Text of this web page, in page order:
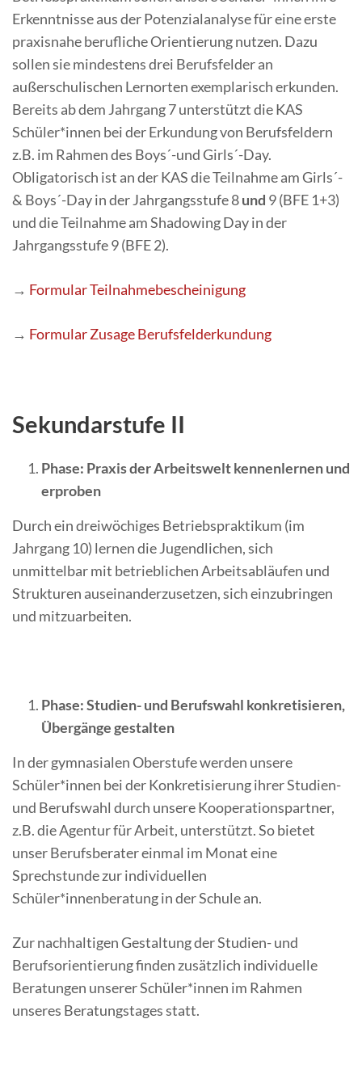
Erkenntnisse aus der Potenzialanalyse für eine erste
praxisnahe berufliche Orientierung nutzen. Dazu
sollen sie mindestens drei Berufsfelder an
außerschulischen Lernorten exemplarisch erkunden.
Bereits ab dem Jahrgang 7 unterstützt die KAS
Schüler*innen bei der Erkundung von Berufsfeldern
z.B. im Rahmen des Boys´-und Girls´-Day.
Obligatorisch ist an der KAS die Teilnahme am Girls´-
& Boys´-Day in der Jahrgangsstufe 8und 9 (BFE 1+3)
und die Teilnahme am Shadowing Day in der
Jahrgangsstufe 9 (BFE 2).
→ Formular Teilnahmebescheinigung
→ Formular Zusage Berufsfelderkundung
Sekundarstufe II
Phase: Praxis der Arbeitswelt kennenlernen und
erproben
Durch ein dreiwöchiges Betriebspraktikum (im
Jahrgang 10) lernen die Jugendlichen, sich
unmittelbar mit betrieblichen Arbeitsabläufen und
Strukturen auseinanderzusetzen, sich einzubringen
und mitzuarbeiten.
Phase: Studien- und Berufswahl konkretisieren,
Übergänge gestalten
In der gymnasialen Oberstufe werden unsere
Schüler*innen bei der Konkretisierung ihrer Studien-
und Berufswahl durch unsere Kooperationspartner,
z.B. die Agentur für Arbeit, unterstützt. So bietet
unser Berufsberater einmal im Monat eine
Sprechstunde zur individuellen
Schüler*innenberatung in der Schule an.
Zur nachhaltigen Gestaltung der Studien- und
Berufsorientierung finden zusätzlich individuelle
Beratungen unserer Schüler*innen im Rahmen
unseres Beratungstages statt.